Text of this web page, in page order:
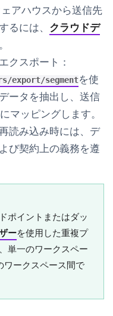
アハウスから送信先
るには、 クラウドデ
クスポート：
export/segmentを使
ータを抽出し、送信
マッピングします。
読み込み時には、デ
び契約上の義務を遵
ポイントまたはダッ
ーを使用した重複プ
単一のワークスペー
ワークスペース間で